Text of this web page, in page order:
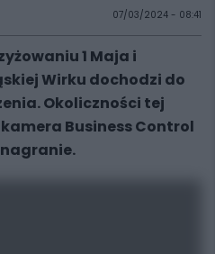
07/03/2024 - 08:41
1 Maja i
Wirku dochodzi do
Okoliczności tej
Business Control